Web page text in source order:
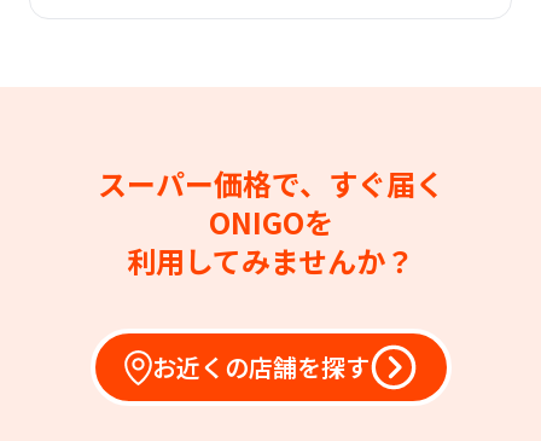
スーパー価格で、すぐ届く
ONIGOを
利用してみませんか？
お近くの店舗を探す